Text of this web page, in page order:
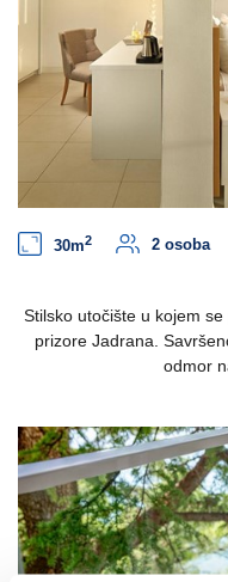
30m2 2 osoba
Stilsko utočište u kojem
prizore Jadrana.
odmor